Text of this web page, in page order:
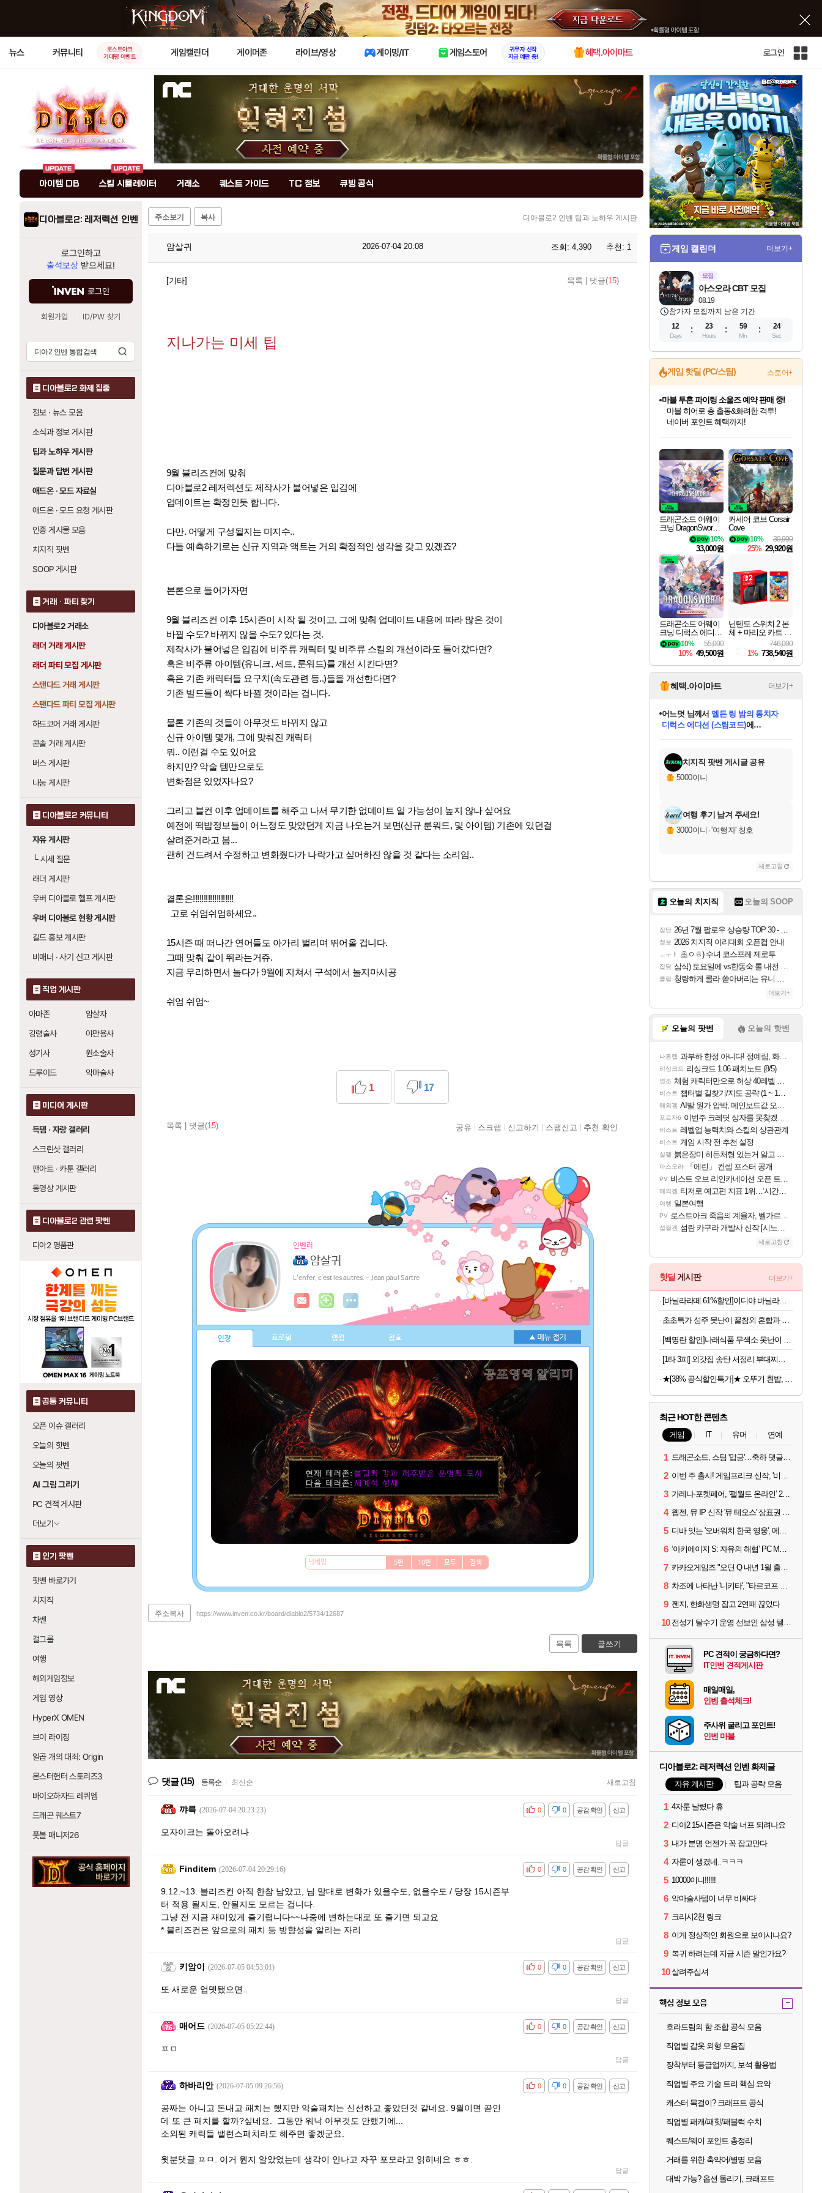
X
뉴스 커뮤니티
로스트아크
기대평 이벤트
게임캘린더 게이머존 라이브/영상 게이밍/IT 게임스토어
귀무자 신작
지금 예판 중!
혜택.아이마트 로그인
인
사
이
트
맵
아이템 DB 스킬 시뮬레이터 거래소 퀘스트 가이드 TC 정보 큐빙 공식
디아블로2: 레저렉션 인벤
로그인하고
출석보상 받으세요!
로그인
회원가입 ID/PW 찾기
디아블로2 화제 집중
정보 · 뉴스 모음
소식과 정보 게시판
팁과 노하우 게시판
질문과 답변 게시판
애드온 · 모드 자료실
애드온 · 모드 요청 게시판
인증 게시물 모음
치지직 팟벤
SOOP 게시판
거래 · 파티 찾기
디아블로2 거래소
래더 거래 게시판
래더 파티 모집 게시판
스탠다드 거래 게시판
스탠다드 파티 모집 게시판
하드코어 거래 게시판
콘솔 거래 게시판
버스 게시판
나눔 게시판
디아블로2 커뮤니티
자유 게시판
└시세 질문
래더 게시판
우버 디아블로 헬프 게시판
우버 디아블로 현황 게시판
길드 홍보 게시판
비매너 · 사기 신고 게시판
직업 게시판
아마존
암살자
강령술사
야만용사
성기사
원소술사
드루이드
악마술사
미디어 게시판
득템 · 자랑 갤러리
스크린샷 갤러리
팬아트 · 카툰 갤러리
동영상 게시판
디아블로2 관련 팟벤
디아2 명품관
공통 커뮤니티
오픈 이슈 갤러리
오늘의 핫벤
오늘의 팟벤
AI 그림 그리기
PC 견적 게시판
더보기
인기 팟벤
팟벤 바로가기
치지직
차벤
걸그룹
여행
해외게임정보
게임 영상
HyperX OMEN
브이 라이징
일곱 개의 대죄: Origin
몬스터헌터 스토리즈3
바이오하자드 레퀴엠
드래곤 퀘스트7
풋볼 매니저26
주소보기 복사 디아블로2 인벤 팁과 노하우 게시판
암살귀 2026-07-04 20:08 조회: 4,390 추천: 1
[기타] 목록 댓글(15)
지나가는 미세 팁
9월 블리즈컨에 맞춰
디아블로2 레저렉션도 제작사가 불어넣은 입김에
업데이트는 확정인듯 합니다.
다만. 어떻게 구성될지는 미지수..
다들 예측하기로는 신규 지역과 액트는 거의 확정적인 생각을 갖고 있겠죠?
본론으로 들어가자면
9월 블리즈컨 이후 15시즌이 시작 될 것이고, 그에 맞춰 업데이트 내용에 따라 많은 것이
바뀔 수도? 바뀌지 않을 수도? 있다는 것.
제작사가 불어넣은 입김에 비주류 캐릭터 및 비주류 스킬의 개선이라도 들어갔다면?
혹은 비주류 아이템(유니크, 세트, 룬워드)를 개선 시킨다면?
혹은 기존 캐릭터들 요구치(속도관련 등..)들을 개선한다면?
기존 빌드들이 싹다 바뀔 것이라는 겁니다.
물론 기존의 것들이 아무것도 바뀌지 않고
신규 아이템 몇개, 그에 맞춰진 캐릭터
뭐.. 이런걸 수도 있어요
하지만? 악술 템만으로도
변화점은 있었자나요?
그리고 블컨 이후 업데이트를 해주고 나서 무기한 없데이트 일 가능성이 높지 않나 싶어요
예전에 떡밥정보들이 어느정도 맞았던게 지금 나오는거 보면(신규 룬워드, 및 아이템) 기존에 있던걸
살려준거라고 봄...
괜히 건드려서 수정하고 변화줬다가 나락가고 싶어하진 않을 것 같다는 소리임..
결론은!!!!!!!!!!!!!!!!!!!
고로 쉬엄쉬엄하세요..
15시즌 때 떠나간 연어들도 아가리 벌리며 뛰어올 겁니다.
그때 맞춰 같이 뛰라는거쥬.
지금 무리하면서 놀다가 9월에 지쳐서 구석에서 놀지마시공
쉬엄 쉬엄~
목록 댓글(15)
1 17
공유 스크랩 신고하기 스팸신고 추천 확인
인벤러
암살귀
L'enfer, c'est les autres. - Jean paul Sartre
인장 프로필 랭킹 칭호
5번 10번 모두 검색
주소복사 https://www.inven.co.kr/board/diablo2/5734/12687
목록 글쓰기
댓글(15) 등록순 최신순 새로고침
꺄륵 (2026-07-04 20:23:23) 신고
공감 확인
비공감 0
0
모자이크는 돌아오려나
답글
Finditem (2026-07-04 20:29:16) 신고
공감 확인
비공감 0
0
9.12.~13. 블리즈컨 아직 한참 남았고, 님 말대로 변화가 있을수도, 없을수도 / 당장 15시즌부
터 적용 될지도, 안될지도 모르는 겁니다.
그냥 전 지금 재미있게 즐기렵니다~~나중에 변하는대로 또 즐기면 되고요
* 블리즈컨은 앞으로의 패치 등 방향성을 알리는 자리
답글
키암이 (2026-07-05 04:53:01) 신고
공감 확인
비공감 0
0
또 새로운 업뎃됐으면..
답글
매어드 (2026-07-05 05:22:44) 신고
공감 확인
비공감 0
0
ㅍㅁ
답글
하바리안 (2026-07-05 09:26:56) 신고
공감 확인
비공감 0
0
공짜는 아니고 돈내고 패치는 했지만 악술패치는 신선하고 좋았던것 같네요. 9월이면 곧인
데 또 큰 패치를 할까?싶네요. 그동안 워낙 아무것도 안했기에...
소외된 캐릭들 밸런스패치라도 해주면 좋겠군요.
윗분댓글 ㅍㅁ. 이거 뭔지 알았었는데 생각이 안나고 자꾸 포모라고 읽히네요 ㅎㅎ.
답글
게임 캘린더 더보기+
모집
08.19
아스오라 CBT 모집
참가자 모집까지 남은 기간
12
Days
23
Hours
59
Min
22
Sec
게임 핫딜 (PC/스팀) 스토어+
네이버혜택과 함께 만나보세요!
50%할인&추가 적립까지!
이니&베니 혜택까지!
네이버 혜택가와 함께 예약하세요!
할인&네이버혜택으로 만나보세요!
네이버페이 혜택과 만나보세요!
40주년 프로모션으로 만나보세요!
네이버 포인트 혜택까지!
캡콤 프렌차이즈 할인 진행 중!
몬헌, 바하 등 인기 IP를
할인가에 만나보세요!
일부 에디션 상시 할인!
혜택으로 예약 판매 중
편안하게 충전하세요
드래곤소드 어웨이
크닝 DragonSword A
10%
33,000원
커세어 코브 Corsair
Cove
39,900
10%
25% 29,920원
드래곤소드 어웨이
크닝 디럭스 에디션
DragonSword Awake
ning Deluxe Edition
55,000
10%
10% 49,500원
닌텐도 스위치 2 본
체 + 마리오 카트 월
746,000
1% 738,540원
혜택.아이마트 더보기+
당첨되셨습니다.
당첨되셨습니다.
어느덧 님께서엘든 링 밤의 통치자
디럭스 에디션 (스팀코드)에
당첨되셨습니다.
에디션 (스팀코드)를 교환.
당첨되셨습니다.
당첨되셨습니다.
당첨되셨습니다.
당첨되셨습니다.
치지직 팟벤 게시글 공유
5000이니
여행 후기 남겨 주세요!
3000이니 ·'여행자' 칭호
새로고침
오늘의 치지직 오늘의 SOOP
잡담 26년 7월 팔로우 상승량 TOP 30 - 월간 치지직
정보 2026 치지직 이리대회 오픈컵 안내
ㅗㅜㅑ 초ㅇㅎ) 수녀 코스프레 제로투
잡담 삼식) 토요일에 vs한동숙 롤 내전 예정
클립 청량하게 콜라 쏟아버리는 유니 ㅋㅋㅋ
더보기+
오늘의 팟벤 오늘의 핫벤
나혼렙 과부하 한정 아니다! 정예림, 화속성 서포터 세대 교체
리싱크드 리싱크드 1.06 패치노트 (8/5)
명조 체험 캐릭터만으로 허상 40레벨 하이와티아 5분 컷!｜에이메스·린네·모니에 명함
비스트 챕터별 길찾기/지도 공략 (1 ~ 12장)
해외겜 AI발 원가 압박, 메인보드값 오르나
포르자6 이번주 크레딧 상자를 못찾겠어요
비스트 레벨업 능력치와 스킬의 상관관계
비스트 게임 시작 전 추천 설정
실팰 붉은장미 히든처형 있는거 알고 있었음?
아스오라 「에린」 컨셉 포스터 공개
PV 비스트 오브 리인카네이션 오픈 트레일러
해외겜 티저로 예고편 지표 1위…‘시간의 오카리나’
여행 일본여행
PV 로스트아크 죽음의 계율자, 벨가르딘 티저
섭컬겜 섬란 카구라 개발사 신작 [시노비 넥서스] 연내 출시 예정
새로고침
핫딜 게시판 더보기+
[바닐라라떼 61%할인]이디야 바닐라라떼, 500ml, 12개
★[38% 공식할인특가]★ 오뚜기 흰밥, 210g, 24개
최근 HOT한 콘텐츠
게임 IT 유머 연예
1 드래곤소드, 스팀 '압긍'…축하 댓글 달고 게임 코드 받자!
2 이번 주 출시! 게임프리크 신작, '비스트 오브 리인카네이션'
3 가레나·포켓페어, ‘팰월드 온라인’ 2026년 출시 예고
4 웹젠, 뮤 IP 신작 '뮤 테오스' 상표권 출원
5 디바 잇는 '오버워치 한국 영웅', 메카 파일럿 디몬 나온다
6 ‘아키에이지 S: 자유의 해협’ PC MMORPG로 개발한다
7 카카오게임즈 "오딘 Q 내년 1월 출시, 연기는 없다"
8 차조에 나타난 '니키타', "타르코프 PvE 프레스티지 연내 출시 목표"
9 젠지, 한화생명 잡고 2연패 끊었다
10 전성기 탈수기 운영 선보인 삼성 텔레콤, 3:0 완승
PC 견적이 궁금하다면?
IT인벤 견적게시판
매일매일,
인벤 출석체크!
주사위 굴리고 포인트!
인벤 마블
디아블로2: 레저렉션 인벤 화제글
자유 게시판 팁과 공략 모음
1 4자룬 날렸다 휴
2 디아2 15시즌은 악술 너프 되려나요
3 내가 분명 언젠가 꼭 잡고만다
4 자룬이 생겼네..ㅋㅋㅋ
5 10000이니!!!!!!
6 악마술사템이 너무 비싸다
7 크리시2천 링크
8 이게 정상적인 회원으로 보이시나요?
9 복귀 하려는데 지금 시즌 말인가요?
10 살려주십셔
핵심 정보 모음 -
호라드림의 함 조합 공식 모음
직업별 갑옷 외형 모음집
장착부터 등급업까지, 보석 활용법
직업별 주요 기술 트리 핵심 요약
캐스터 목걸이? 크래프트 공식
직업별 패캐/패힛/패블럭 수치
퀘스트/웨이 포인트 총정리
거래를 위한 축약어/별명 모음
대박 가능? 옵션 돌리기, 크래프트